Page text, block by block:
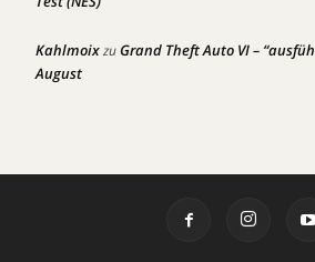
KahlmoixzuGrand Theft Auto VI –
August